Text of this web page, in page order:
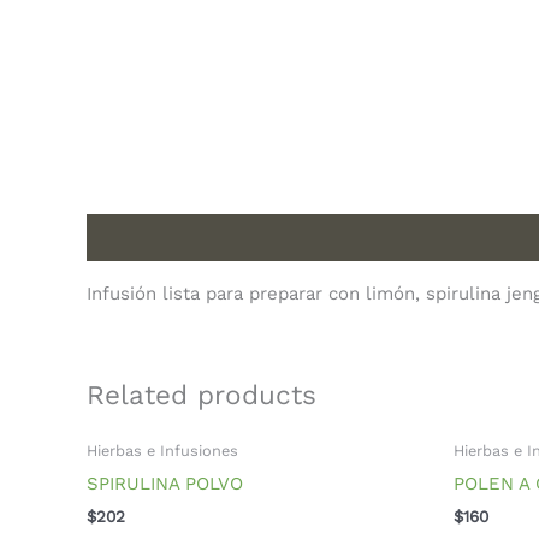
Infusión lista para preparar con limón, spirulina
Related products
Hierbas e Infusiones
SPIRULINA POLVO
$202
Hierbas e
POLEN A
$160